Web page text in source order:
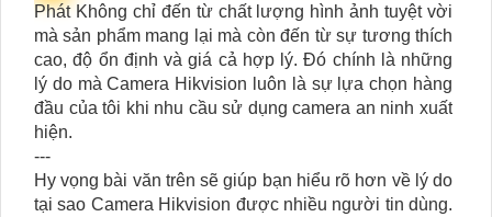
Phát Không chỉ đến từ chất lượng hình ảnh tuyệt vời
mà sản phẩm mang lại mà còn đến từ sự tương thích
cao, độ ổn định và giá cả hợp lý. Đó chính là những
lý do mà Camera Hikvision luôn là sự lựa chọn hàng
đầu của tôi khi nhu cầu sử dụng camera an ninh xuất
hiện.
---
Hy vọng bài văn trên sẽ giúp bạn hiểu rõ hơn về lý do
tại sao Camera Hikvision được nhiều người tin dùng.